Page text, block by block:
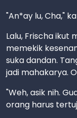
"An*ay lu, Cha,"
Lalu, Frischa
memekik
suka dandan.
jadi mahakarya.
"Weh, asik nih.
orang harus